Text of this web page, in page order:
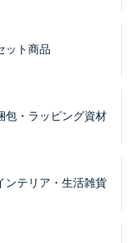
ット商品
包・ラッピング資材
ンテリア・生活雑貨